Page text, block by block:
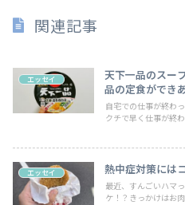
関連記事
エッセイ
天下一品のスー
品の定食ができ
自宅での仕事が終わ
クチで早く仕事が終
エッセイ 熱中症対策には
最近、すんごいハマ
ケ！？きっかけはお